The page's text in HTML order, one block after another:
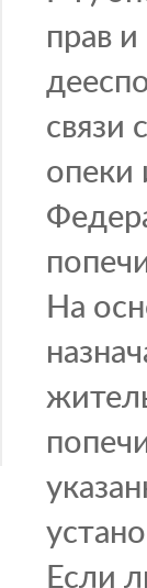
прав
связи
опеки
На
Если